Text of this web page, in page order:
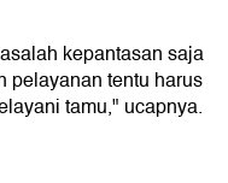
kepantasan saja
pelayanan tentu harus
tamu," ucapnya.